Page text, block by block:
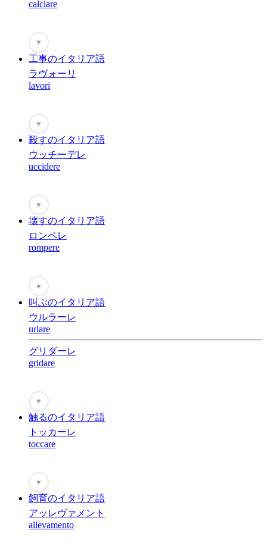
calciare
♥
工事のイタリア語
ラヴォーリ
lavori
♥
殺すのイタリア語
ウッチーデレ
uccidere
♥
壊すのイタリア語
ロンペレ
rompere
♥
叫ぶのイタリア語
ウルラーレ
urlare
グリダーレ
gridare
♥
触るのイタリア語
トッカーレ
toccare
♥
飼育のイタリア語
アッレヴァメント
allevamento